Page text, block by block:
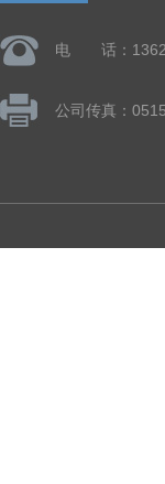
电 话：
公司传真：